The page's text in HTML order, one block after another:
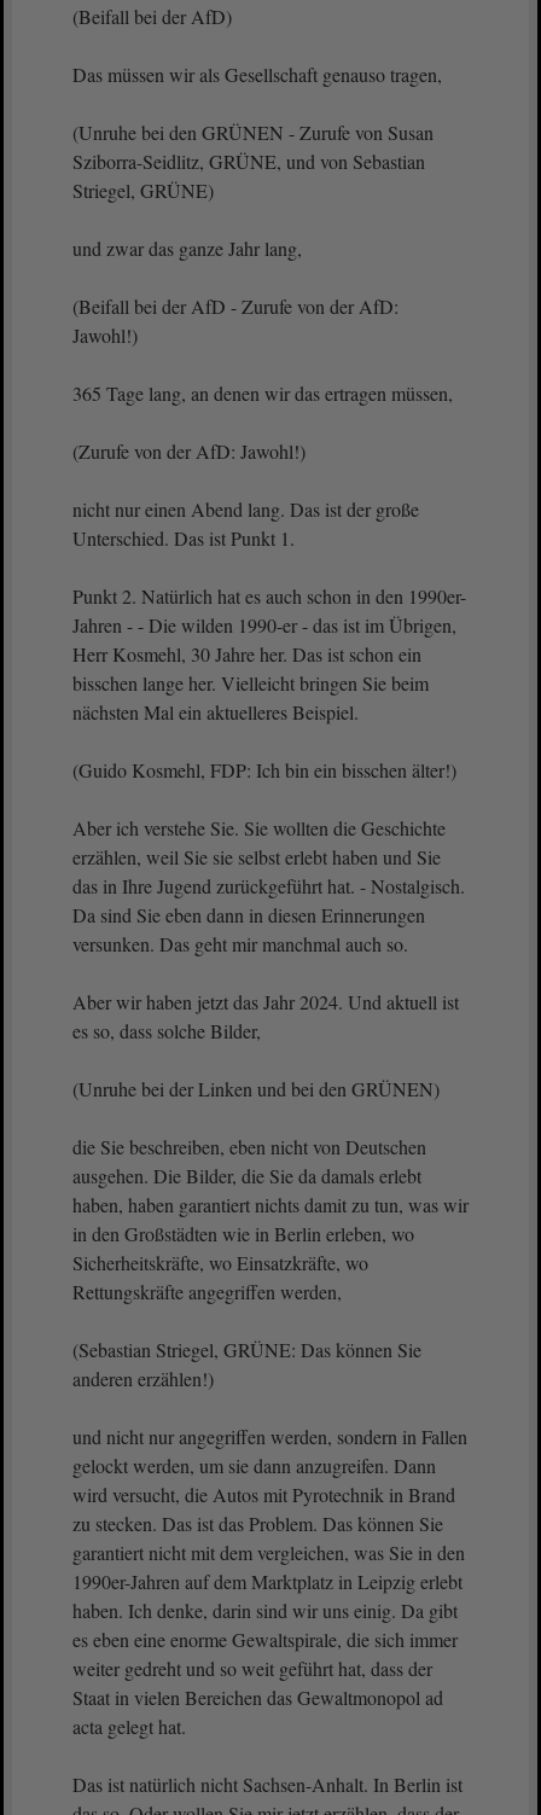
(Beifall bei der AfD)
Das müssen wir als Gesellschaft genauso tragen,
(Unruhe bei den GRÜNEN - Zurufe von Susan
Sziborra-Seidlitz, GRÜNE, und von Sebastian
Striegel, GRÜNE)
und zwar das ganze Jahr lang,
(Beifall bei der AfD - Zurufe von der AfD:
Jawohl!)
365 Tage lang, an denen wir das ertragen müssen,
(Zurufe von der AfD: Jawohl!)
nicht nur einen Abend lang. Das ist der große
Unterschied. Das ist Punkt 1.
Punkt 2. Natürlich hat es auch schon in den 1990er-
Jahren - - Die wilden 1990-er - das ist im Übrigen,
Herr Kosmehl, 30 Jahre her. Das ist schon ein
bisschen lange her. Vielleicht bringen Sie beim
nächsten Mal ein aktuelleres Beispiel.
(Guido Kosmehl, FDP: Ich bin ein bisschen älter!)
Aber ich verstehe Sie. Sie wollten die Geschichte
erzählen, weil Sie sie selbst erlebt haben und Sie
das in Ihre Jugend zurückgeführt hat. - Nostalgisch.
Da sind Sie eben dann in diesen Erinnerungen
versunken. Das geht mir manchmal auch so.
Aber wir haben jetzt das Jahr 2024. Und aktuell ist
es so, dass solche Bilder,
(Unruhe bei der Linken und bei den GRÜNEN)
die Sie beschreiben, eben nicht von Deutschen
ausgehen. Die Bilder, die Sie da damals erlebt
haben, haben garantiert nichts damit zu tun, was wir
in den Großstädten wie in Berlin erleben, wo
Sicherheitskräfte, wo Einsatzkräfte, wo
Rettungskräfte angegriffen werden,
(Sebastian Striegel, GRÜNE: Das können Sie
anderen erzählen!)
und nicht nur angegriffen werden, sondern in Fallen
gelockt werden, um sie dann anzugreifen. Dann
wird versucht, die Autos mit Pyrotechnik in Brand
zu stecken. Das ist das Problem. Das können Sie
garantiert nicht mit dem vergleichen, was Sie in den
1990er-Jahren auf dem Marktplatz in Leipzig erlebt
haben. Ich denke, darin sind wir uns einig. Da gibt
es eben eine enorme Gewaltspirale, die sich immer
weiter gedreht und so weit geführt hat, dass der
Staat in vielen Bereichen das Gewaltmonopol ad
acta gelegt hat.
Das ist natürlich nicht Sachsen-Anhalt. In Berlin ist